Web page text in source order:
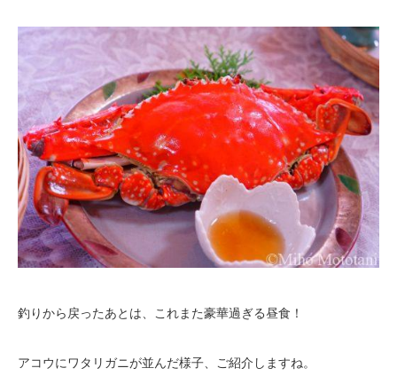
釣りから戻ったあとは、これまた豪華過ぎる昼食！
アコウにワタリガニが並んだ様子、ご紹介しますね。